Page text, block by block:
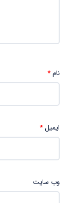
نام*
ایمیل*
وب‌ سایت